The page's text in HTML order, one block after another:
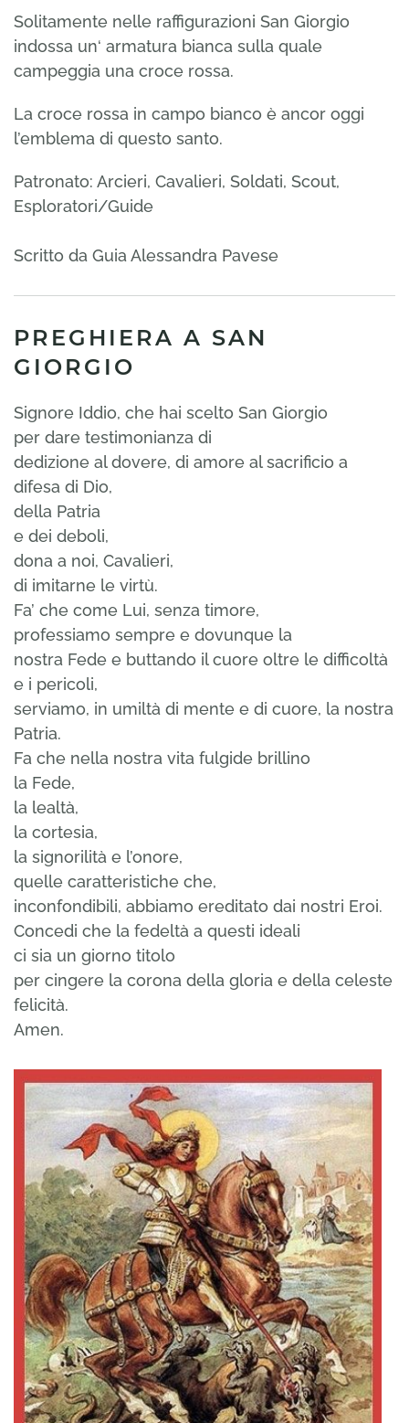
Solitamente nelle raffigurazioni San Giorgio
indossa un‘ armatura bianca sulla quale
campeggia una croce rossa.
La croce rossa in campo bianco è ancor oggi
l’emblema di questo santo.
Patronato: Arcieri, Cavalieri, Soldati, Scout,
Esploratori/Guide
Scritto da Guia Alessandra Pavese
PREGHIERA A SAN
GIORGIO
Signore Iddio, che hai scelto San Giorgio
per dare testimonianza di
dedizione al dovere, di amore al sacrificio a
difesa di Dio,
della Patria
e dei deboli,
dona a noi, Cavalieri,
di imitarne le virtù.
Fa’ che come Lui, senza timore,
professiamo sempre e dovunque la
nostra Fede e buttando il cuore oltre le difficoltà
e i pericoli,
serviamo, in umiltà di mente e di cuore, la nostra
Patria.
Fa che nella nostra vita fulgide brillino
la Fede,
la lealtà,
la cortesia,
la signorilità e l’onore,
quelle caratteristiche che,
inconfondibili, abbiamo ereditato dai nostri Eroi.
Concedi che la fedeltà a questi ideali
ci sia un giorno titolo
per cingere la corona della gloria e della celeste
felicità.
Amen.